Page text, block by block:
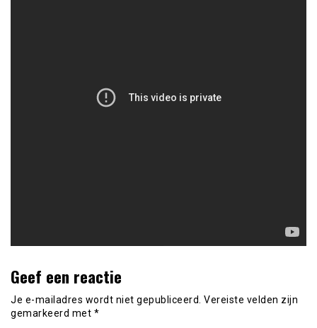
Geef een reactie
Je e-mailadres wordt niet gepubliceerd. Vereiste velden zijn
gemarkeerd met *